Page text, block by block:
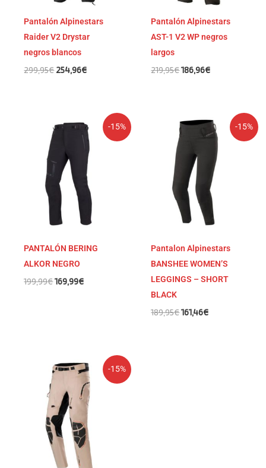
Pantalón Alpinestars
Raider V2 Drystar
negros blancos
299,95€254,96€
Pantalón Alpinestars
AST-1 V2 WP negros
largos
219,95€186,96€
-15%
PANTALÓN BERING
ALKOR NEGRO
199,99€
El
precio
era:
199,99€.
169,99€
El
precio
actual
es:
169,99€.
-15%
Pantalon Alpinestars
BANSHEE WOMEN’S
LEGGINGS – SHORT
BLACK
189,95€
El
precio
era:
189,95€.
161,46€
El
precio
actual
es:
161,46€.
-15%
El
precio
original
era:
489,95€.
El
precio
actual
es:
416,46€.